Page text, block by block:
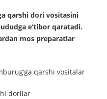
qarshi dori vositasini
e’tibor qaratadi.
mos preparatlar
qarshi vositalar
dorilar